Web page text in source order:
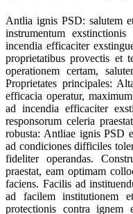
Antlia ignis PSD: salutem
instrumentum
incendia efficaciter
proprietatibus provectis et
operationem certam,
Proprietates principales:
efficacia operatur,
ad incendia efficaciter
responsorum celeria
robusta: Antliae ignis PSD
ad condiciones difficiles
fideliter operandas.
praestat, eam optimam
faciens. Facilis ad
ad facilem institutionem
protectionis contra ignem